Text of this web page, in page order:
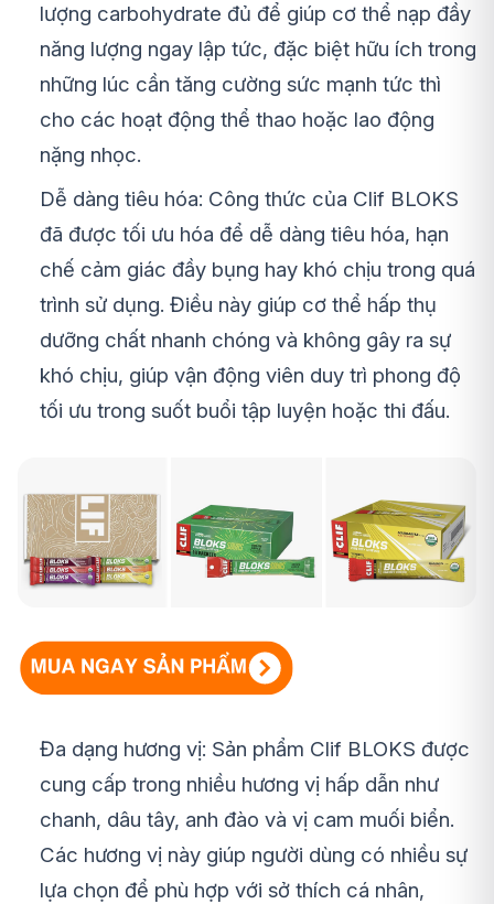
lượng carbohydrate đủ để giúp cơ thể nạp đầy
năng lượng ngay lập tức, đặc biệt hữu ích trong
những lúc cần tăng cường sức mạnh tức thì
cho các hoạt động thể thao hoặc lao động
nặng nhọc.
Dễ dàng tiêu hóa: Công thức của Clif BLOKS
đã được tối ưu hóa để dễ dàng tiêu hóa, hạn
chế cảm giác đầy bụng hay khó chịu trong quá
trình sử dụng. Điều này giúp cơ thể hấp thụ
dưỡng chất nhanh chóng và không gây ra sự
khó chịu, giúp vận động viên duy trì phong độ
tối ưu trong suốt buổi tập luyện hoặc thi đấu.
Đa dạng hương vị: Sản phẩm Clif BLOKS được
cung cấp trong nhiều hương vị hấp dẫn như
chanh, dâu tây, anh đào và vị cam muối biển.
Các hương vị này giúp người dùng có nhiều sự
lựa chọn để phù hợp với sở thích cá nhân,